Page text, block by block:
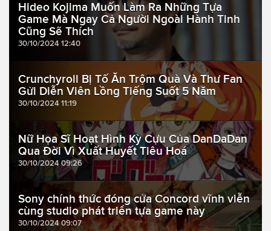
Hideo Kojima Muốn Làm Ra Những Tựa
Game Mà Ngay Cả Người Ngoài Hành Tinh
Cũng Sẽ Thích
30/10/2024 12:40
Crunchyroll Bị Tố Ăn Trộm Quà Và Thư Fan
Gửi Diễn Viên Lồng Tiếng Suốt 5 Năm
30/10/2024 11:19
Nữ Họa Sĩ Hoạt Hình Kỳ Cựu Của DanDaDan
Qua Đời Vì Xuất Huyết Tiêu Hoá
30/10/2024 09:26
Sony chính thức đóng cửa Concord vĩnh viễn
cùng studio phát triển tựa game này
30/10/2024 09:07